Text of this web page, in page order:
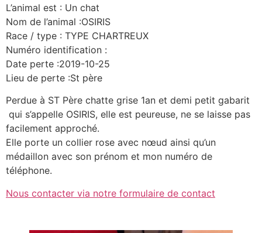
L’animal est : Un chat
Nom de l’animal :OSIRIS
Race / type : TYPE CHARTREUX
Numéro identification :
Date perte :2019-10-25
Lieu de perte :St père
Perdue à ST Père chatte grise 1an et demi petit gabarit
qui s’appelle OSIRIS, elle est peureuse, ne se laisse pas
facilement approché.
Elle porte un collier rose avec nœud ainsi qu’un
médaillon avec son prénom et mon numéro de
téléphone.
Nous contacter via notre formulaire de contact